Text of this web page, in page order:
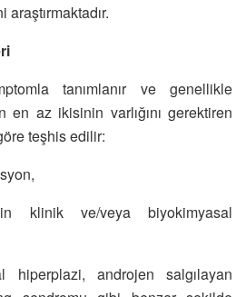
araştırmaktadır.
tanımlanır ve genellikle
en az ikisinin varlığını gerektiren
teşhis edilir:
klinik ve/veya biyokimyasal
hiperplazi, androjen salgılayan